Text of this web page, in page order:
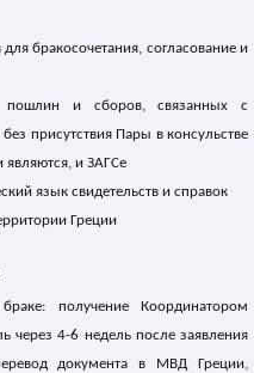
бракосочетания, согласование и
пошлин и сборов, связанных с
присутствия Пары в консульстве
и ЗАГСе
язык свидетельств и справок
Греции
получение Координатором
через 4-6 недель после заявления
документа в МВД Греции,